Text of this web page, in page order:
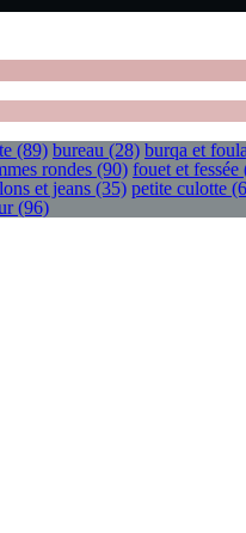
(89) bureau (28) burqa et
rondes (90) fouet et fessée
et jeans (35) petite culotte
(96)